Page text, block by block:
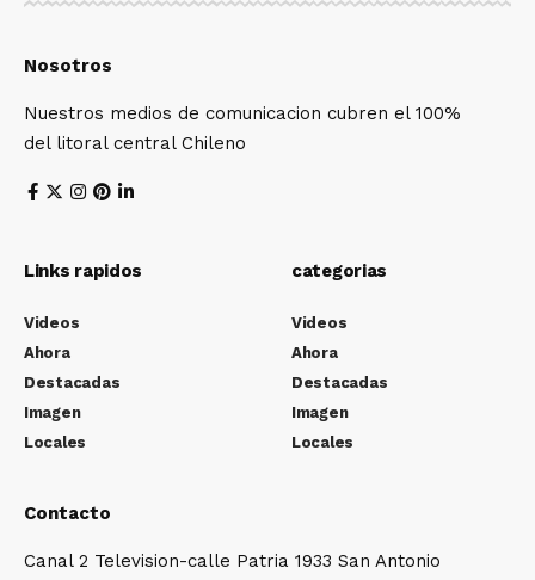
Nosotros
Nuestros medios de comunicacion cubren el 100%
del litoral central Chileno
Links rapidos
Videos
Ahora
Destacadas
Imagen
Locales
categorias
Videos
Ahora
Destacadas
Imagen
Locales
Contacto
Canal 2 Television-calle Patria 1933 San Antonio